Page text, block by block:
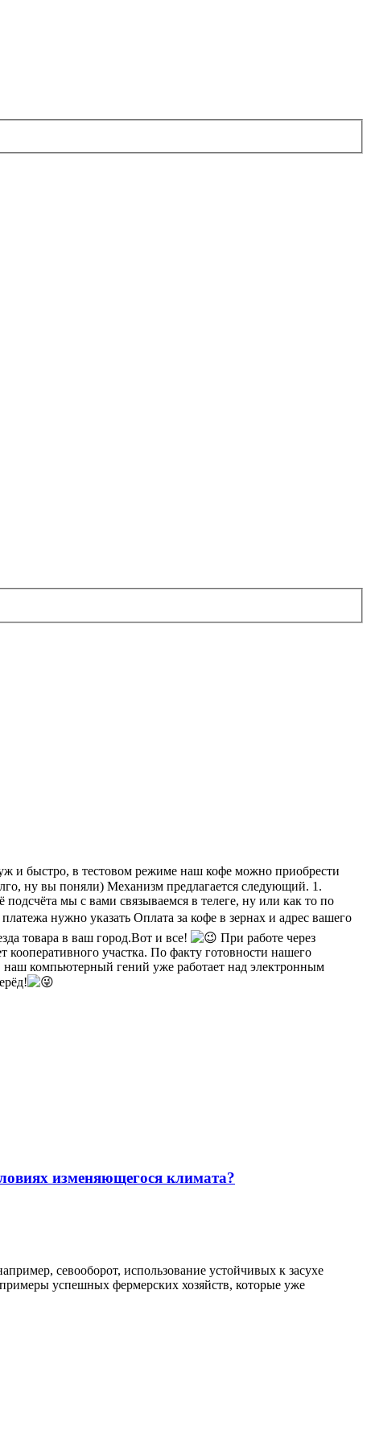
и быстро, в тестовом режиме наш кофе можно приобрести
ну вы поняли) Механизм предлагается следующий. 1.
мы с вами связываемся в телеге, ну или как то по
нужно указать Оплата за кофе в зернах и адрес вашего
товара в ваш город.Вот и все!
При работе через
кооперативного участка. По факту готовности нашего
наш компьютерный гений уже работает над электронным
изменяющегося климата?
севооборот, использование устойчивых к засухе
успешных фермерских хозяйств, которые уже